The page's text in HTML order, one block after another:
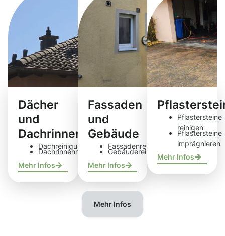
Dächer
und
Dachrinnen
Dachreinigung
Dachrinnenreinigung
Mehr Infos
Fassaden
und
Gebäude
Fassadenreinigung
Gebäudereinigung
Mehr Infos
Pflastersteine
reinigen
Pflastersteine
imprägnieren
Mehr Infos
Mehr Infos